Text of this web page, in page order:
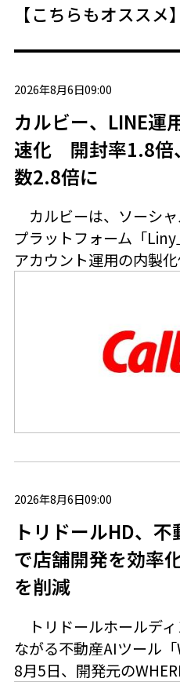
【こちらもオススメ】
2026年8月6日09:00
カルビー、LINE運
速化 開封率1.8倍
数2.8倍に
カルビーは、ソーシ
プラットフォーム「
アカウント運用の内製
2026年8月6日09:00
トリドールHD、不
で店舗開発を効率
を削減
トリドールホールデ
ながる不動産AIツール「
8月5日、開発元の